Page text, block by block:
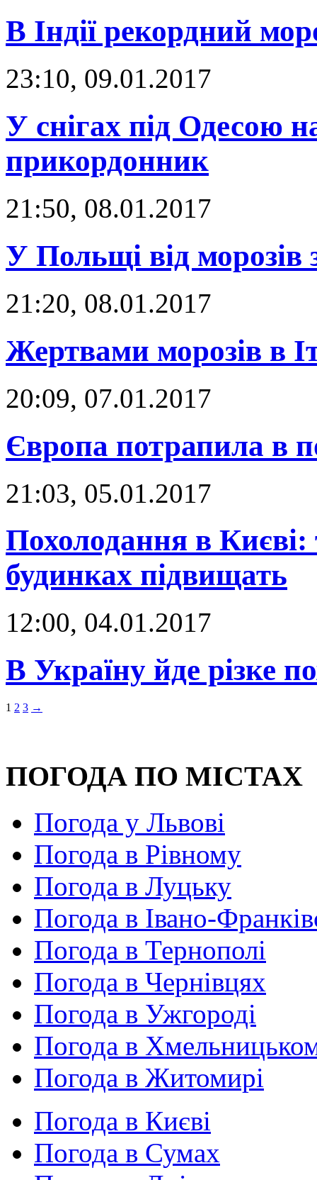
В Індії рекордний
23:10, 09.01.2017
У снігах під Одесою
прикордонник
21:50, 08.01.2017
У Польщі від морозів
21:20, 08.01.2017
Жертвами морозів в
20:09, 07.01.2017
Європа потрапила в
21:03, 05.01.2017
Похолодання в
будинках підвищать
12:00, 04.01.2017
В Україну йде різке
1 2 3 →
ПОГОДА ПО МІСТАХ
Погода у Львові
Погода в Рівному
Погода в Луцьку
Погода в Івано-
Погода в Тернополі
Погода в Чернівцях
Погода в Ужгороді
Погода в
Погода в Житомирі
Погода в Києві
Погода в Сумах